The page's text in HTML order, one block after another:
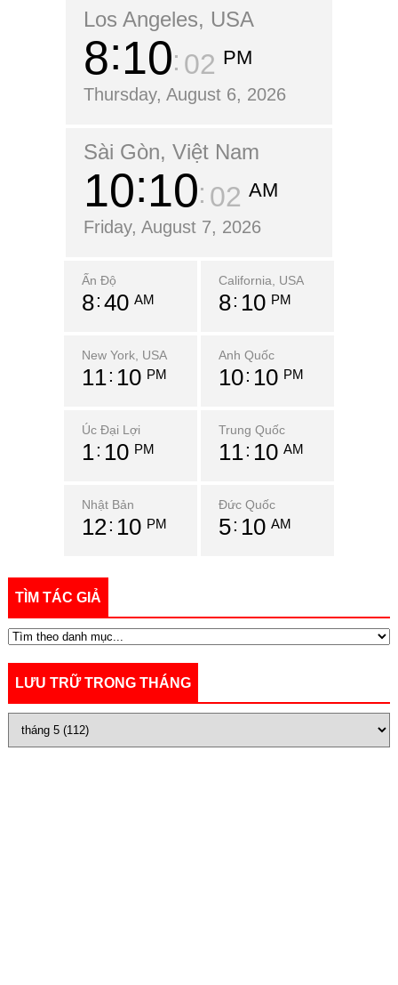
Los Angeles, USA
8 10 03 PM
Thursday, August 6, 2026
Sài Gòn, Việt Nam
10 10 03 AM
Friday, August 7, 2026
Ấn Độ
8 40 AM
California, USA
8 10 PM
New York, USA
11 10 PM
Anh Quốc
10 10 PM
Úc Đại Lợi
1 10 PM
Trung Quốc
11 10 AM
Nhật Bản
12 10 PM
Đức Quốc
5 10 AM
TÌM TÁC GIẢ
LƯU TRỮ TRONG THÁNG